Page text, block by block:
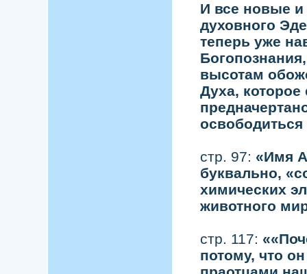
И все новые
духовного
теперь уже
высотам
Духа,
стр. 97: «Имя
буквально,
химических
животного
стр. 117:
потому, что